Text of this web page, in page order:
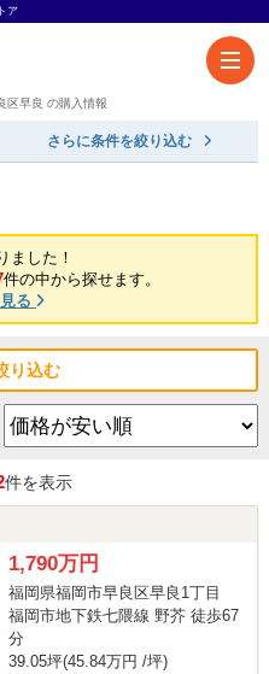
ア
区早良 の購入情報
さらに条件を絞り込む
ました！
件の中から探せます。
る
り込む
件を表示
1,790万円
福岡県福岡市早良区早良1丁目
福岡市地下鉄七隈線 野芥 徒歩67
分
39.05坪(45.84万円 /坪)